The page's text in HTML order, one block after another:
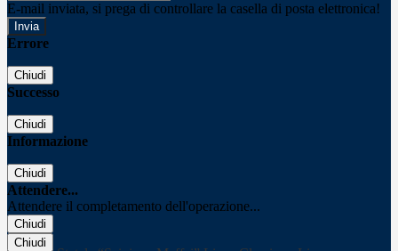
E-mail inviata, si prega di controllare la casella di posta elettronica!
Errore
Chiudi
Successo
Chiudi
Informazione
Chiudi
Attendere...
Attendere il completamento dell'operazione...
Chiudi
Chiudi